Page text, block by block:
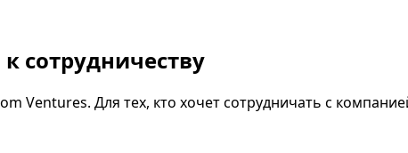
сотрудничеству
Ventures. Для тех, кто хочет сотрудничать с